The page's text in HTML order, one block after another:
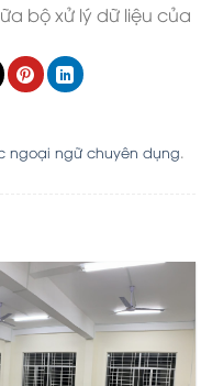
bộ xử lý dữ liệu của
ngoại ngữ chuyên dụng